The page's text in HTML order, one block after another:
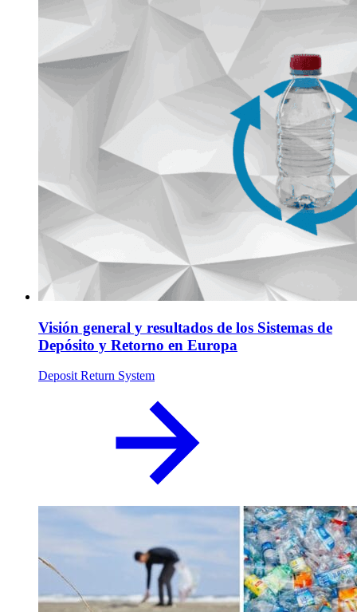
Visión general y resultados de los Sistemas de
Depósito y Retorno en Europa
Deposit Return System